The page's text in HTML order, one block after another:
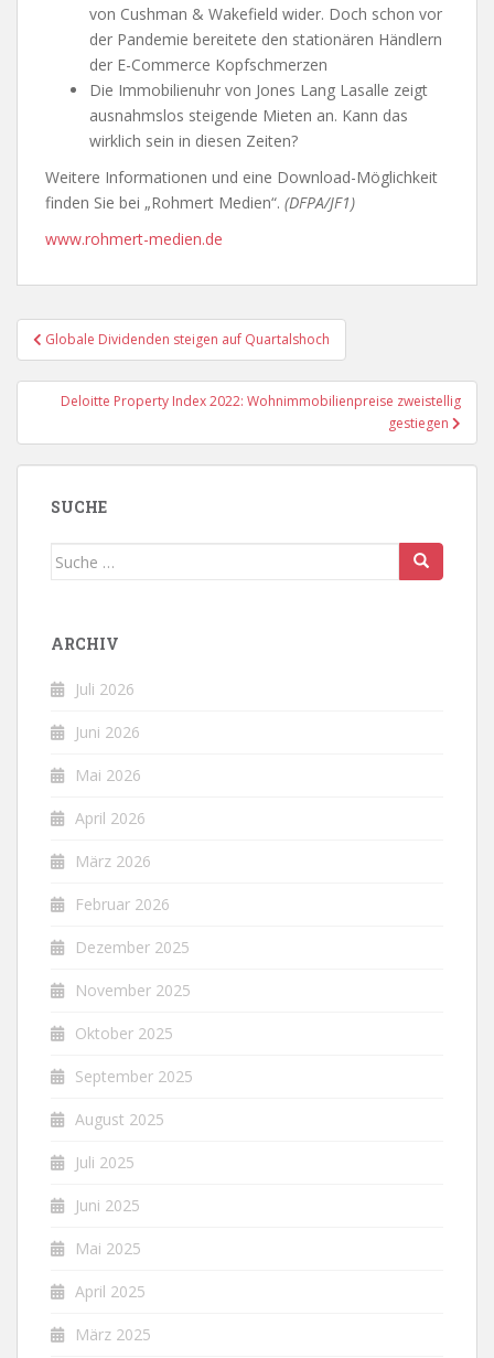
von Cushman & Wakefield wider. Doch schon vor
der Pandemie bereitete den stationären Händlern
der E-Commerce Kopfschmerzen
Die Immobilienuhr von Jones Lang Lasalle zeigt
ausnahmslos steigende Mieten an. Kann das
wirklich sein in diesen Zeiten?
Weitere Informationen und eine Download-Möglichkeit
finden Sie bei „Rohmert Medien“. (DFPA/JF1)
www.rohmert-medien.de
Beitragsnavigation
Globale Dividenden steigen auf Quartalshoch
Deloitte Property Index 2022: Wohnimmobilienpreise zweistellig
gestiegen
SUCHE
Suche
ARCHIV
Juli 2026
Juni 2026
Mai 2026
April 2026
März 2026
Februar 2026
Dezember 2025
November 2025
Oktober 2025
September 2025
August 2025
Juli 2025
Juni 2025
Mai 2025
April 2025
März 2025